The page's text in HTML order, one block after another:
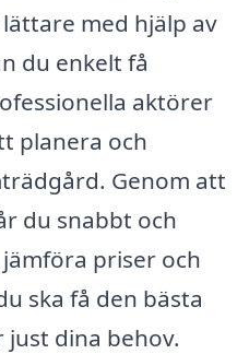
med hjälp av
du enkelt få
aktörer
planera och
Genom att
du snabbt och
priser och
ska få den bästa
dina behov.